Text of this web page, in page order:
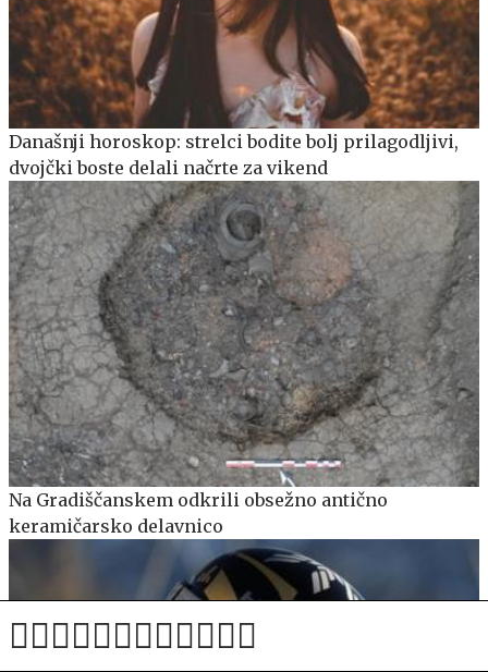
Današnji horoskop: strelci bodite bolj prilagodljivi,
dvojčki boste delali načrte za vikend
Na Gradiščanskem odkrili obsežno antično
keramičarsko delavnico